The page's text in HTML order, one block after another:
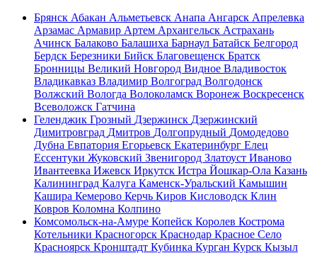
Брянск Абакан Альметьевск Анапа Ангарск Апрелевка
Арзамас Армавир Артем Архангельск Астрахань
Ачинск Балаково Балашиха Барнаул Батайск Белгород
Бердск Березники Бийск Благовещенск Братск
Бронницы Великий Новгород Видное Владивосток
Владикавказ Владимир Волгоград Волгодонск
Волжский Вологда Волоколамск Воронеж Воскресенск
Всеволожск Гатчина
Геленджик Грозный Дзержинск Дзержинский
Димитровград Дмитров Долгопрудный Домодедово
Дубна Евпатория Егорьевск Екатеринбург Елец
Ессентуки Жуковский Звенигород Златоуст Иваново
Ивантеевка Ижевск Иркутск Истра Йошкар-Ола Казань
Калининград Калуга Каменск-Уральский Камышин
Кашира Кемерово Керчь Киров Кисловодск Клин
Ковров Коломна Колпино
Комсомольск-на-Амуре Копейск Королев Кострома
Котельники Красногорск Краснодар Красное Село
Красноярск Кронштадт Кубинка Курган Курск Кызыл